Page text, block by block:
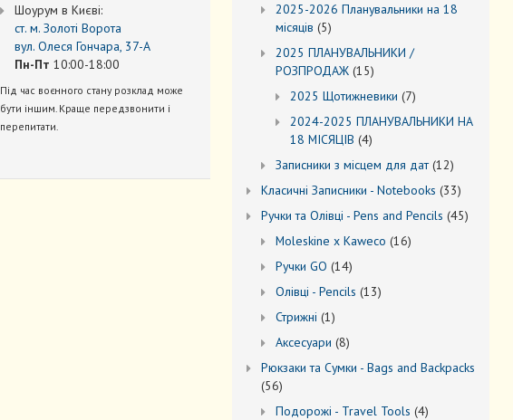
Шоурум в Києві:
ст. м. Золоті Ворота
вул. Олеся Гончара, 37-А
Пн-Пт 10:00-18:00
Під час воєнного стану розклад може
бути іншим. Краще передзвонити і
перепитати.
2025-2026 Планувальники на 18
місяців 55
товарів
2025 ПЛАНУВАЛЬНИКИ /
РОЗПРОДАЖ 1515
товарів
2025 Щотижневики 77
товарів
2024-2025 ПЛАНУВАЛЬНИКИ НА
18 МІСЯЦІВ 44
Записники з місцем для дат 1212
товарів
Kласичні Записники - Notebooks 3333
товари
Ручки та Олівці - Pens and Pencils 4545
Moleskine x Kaweco 1616
Ручки GO 1414
товарів
Oлівці - Pencils 1313
Стрижні 11
товар
Аксесуари 88
товарів
Рюкзаки та Cумки - Bags and Backpacks
5656
товарів
Подорожі - Travel Tools 44